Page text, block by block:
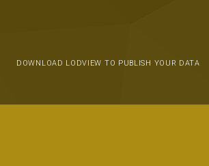
DOWNLOAD LODVIEW TO PUBLISH YOUR DATA